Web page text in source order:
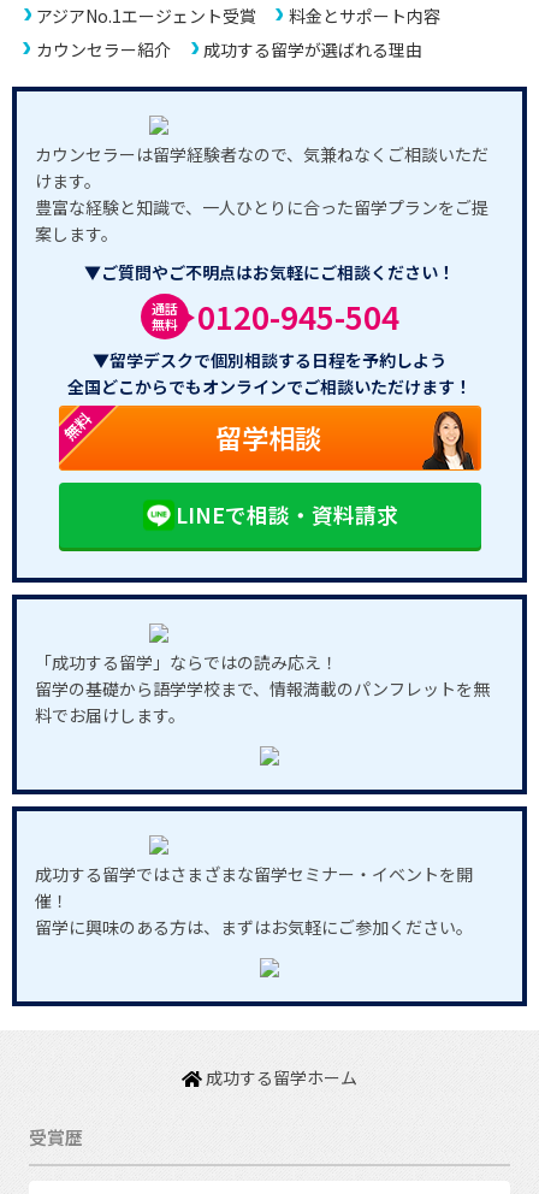
アジアNo.1エージェント受賞
料金とサポート内容
カウンセラー紹介
成功する留学が選ばれる理由
カウンセラーは留学経験者なので、気兼ねなくご相談いただ
けます。
豊富な経験と知識で、一人ひとりに合った留学プランをご提
案します。
▼ご質問やご不明点はお気軽にご相談ください！
通話
無料
0120-945-504
▼留学デスクで個別相談する日程を予約しよう
全国どこからでもオンラインでご相談いただけます！
無料 留学相談
LINEで相談・資料請求
「成功する留学」ならではの読み応え！
留学の基礎から語学学校まで、情報満載のパンフレットを無
料でお届けします。
成功する留学ではさまざまな留学セミナー・イベントを開
催！
留学に興味のある方は、まずはお気軽にご参加ください。
成功する留学ホーム
受賞歴